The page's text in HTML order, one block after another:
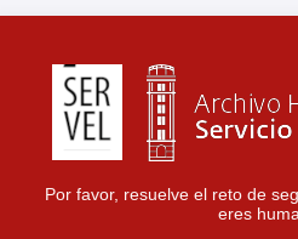
Por favor, resuelve el reto de
eres